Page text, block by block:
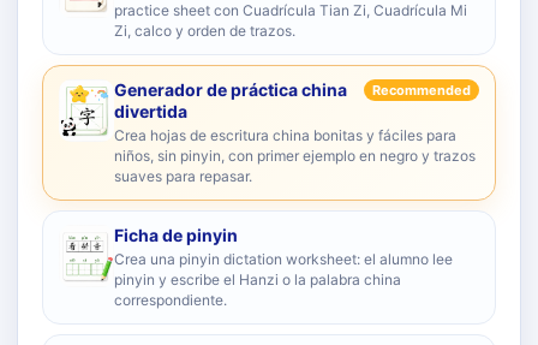
practice sheet con Cuadrícula Tian Zi, Cuadrícula Mi
Zi, calco y orden de trazos.
Generador de práctica china
divertida
Recommended
Crea hojas de escritura china bonitas y fáciles para
niños, sin pinyin, con primer ejemplo en negro y trazos
suaves para repasar.
Ficha de pinyin
Crea una pinyin dictation worksheet: el alumno lee
pinyin y escribe el Hanzi o la palabra china
correspondiente.